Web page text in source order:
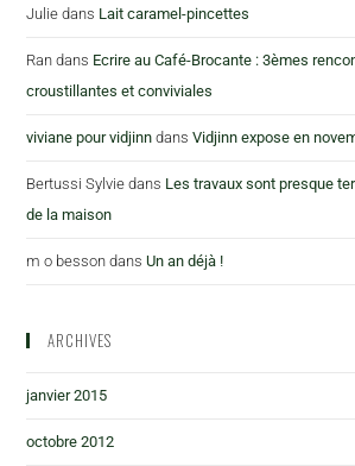
Julie dans Lait caramel-pincettes
Ran dans Ecrire au Café-Brocante : 3èmes
croustillantes et conviviales
viviane pour vidjinn dansVidjinn expose en
Bertussi Sylvie dans Les travaux sont presque
de la maison
m o besson dansUn an déjà !
ARCHIVES
janvier 2015
octobre 2012